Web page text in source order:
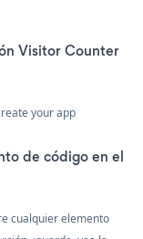
Visitor Counter
your app
de código en el
cualquier elemento